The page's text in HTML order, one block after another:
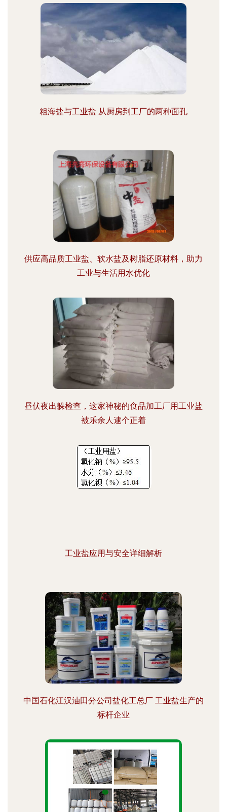
粗海盐与工业盐 从厨房到工厂的两种面孔
供应高品质工业盐、软水盐及树脂还原材料，助力
工业与生活用水优化
昼伏夜出躲检查，这家神秘的食品加工厂用工业盐
被乐余人逮个正着
工业盐应用与安全详细解析
中国石化江汉油田分公司盐化工总厂 工业盐生产的
标杆企业